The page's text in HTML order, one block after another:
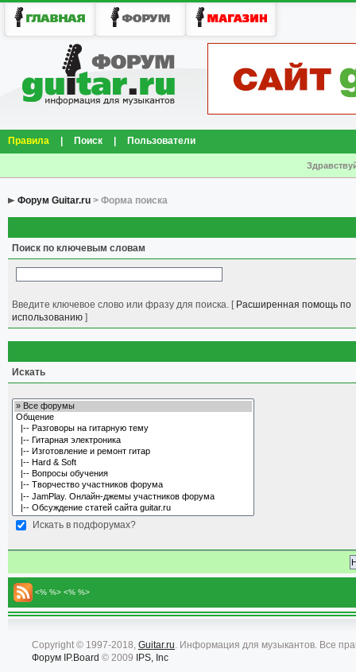
Правила Поиск Пользователи
Форум Guitar.ru > Форма поиска
Поиск по ключевым словам
Введите ключевое слово или фразу для поиска. [ Расширенная помощь по
использованию ]
Искать
Искать в подфорумах?
<% %> <% %>
Copyright © 1997-2018, Guitar.ru. Информация для музыкантов. Все
Форум IP.Board © 2009 IPS, Inc